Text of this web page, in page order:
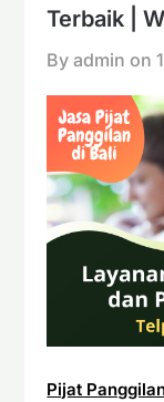
Terbaik |
By admin on
Pijat